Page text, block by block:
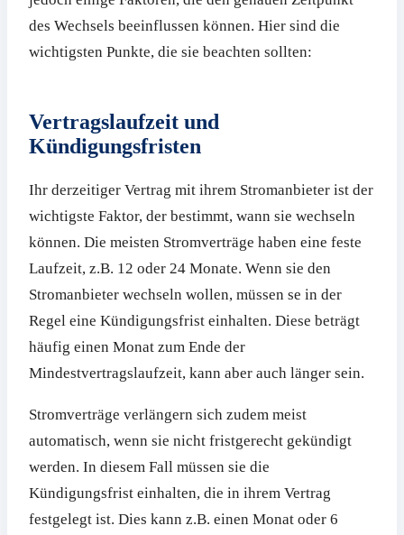
des Wechsels beeinflussen können. Hier sind die
wichtigsten Punkte, die sie beachten sollten:
Vertragslaufzeit und
Kündigungsfristen
Ihr derzeitiger Vertrag mit ihrem Stromanbieter ist der
wichtigste Faktor, der bestimmt, wann sie wechseln
können. Die meisten Stromverträge haben eine feste
Laufzeit, z.B. 12 oder 24 Monate. Wenn sie den
Stromanbieter wechseln wollen, müssen se in der
Regel eine Kündigungsfrist einhalten. Diese beträgt
häufig einen Monat zum Ende der
Mindestvertragslaufzeit, kann aber auch länger sein.
Stromverträge verlängern sich zudem meist
automatisch, wenn sie nicht fristgerecht gekündigt
werden. In diesem Fall müssen sie die
Kündigungsfrist einhalten, die in ihrem Vertrag
festgelegt ist. Dies kann z.B. einen Monat oder 6